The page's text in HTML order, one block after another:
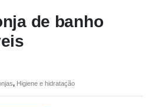
de banho
, Higiene e hidratação